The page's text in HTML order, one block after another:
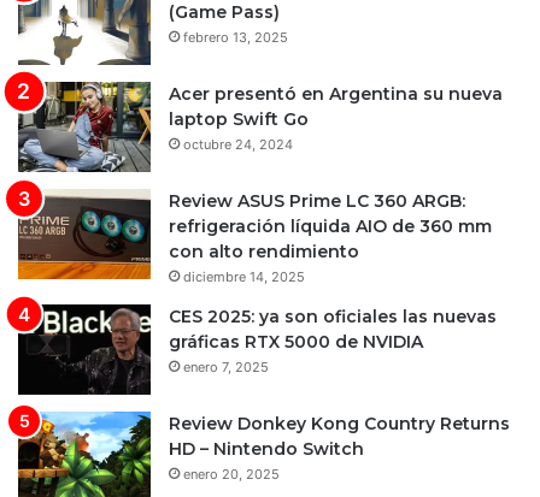
(Game Pass)
febrero 13, 2025
Acer presentó en Argentina su nueva
laptop Swift Go
octubre 24, 2024
Review ASUS Prime LC 360 ARGB:
refrigeración líquida AIO de 360 mm
con alto rendimiento
diciembre 14, 2025
CES 2025: ya son oficiales las nuevas
gráficas RTX 5000 de NVIDIA
enero 7, 2025
Review Donkey Kong Country Returns
HD – Nintendo Switch
enero 20, 2025